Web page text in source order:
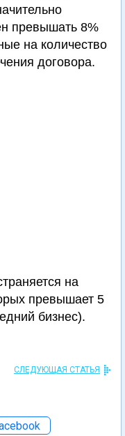
превышать 8%
на количество
договора.
на
превышает 5
бизнес).
СЛЕДУЮЩАЯ СТАТЬЯ